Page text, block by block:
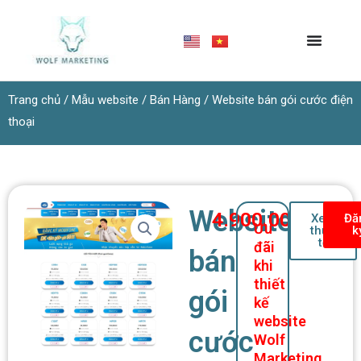
dung
Trang chủ / Mẫu website / Bán Hàng / Website bán gói cước điện
thoại
Website
bán
gói
cước
4.900.000 ₫
Ưu
đãi
khi
thiết
kế
website
Wolf
Xem
thực
tế